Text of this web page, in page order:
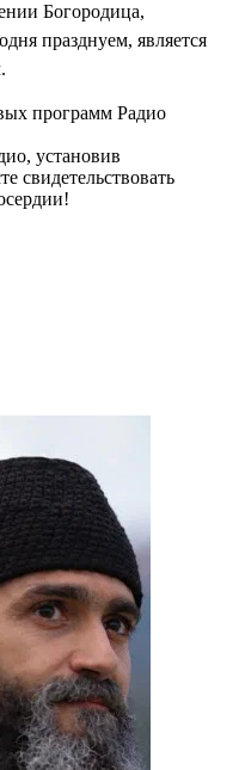
Богородица,
празднуем, является
программ Радио
установив
свидетельствовать